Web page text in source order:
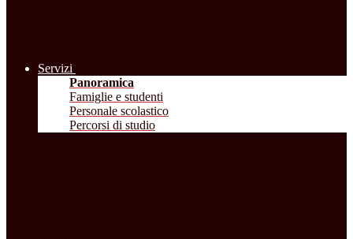
Servizi
Panoramica
Famiglie e studenti
Personale scolastico
Percorsi di studio